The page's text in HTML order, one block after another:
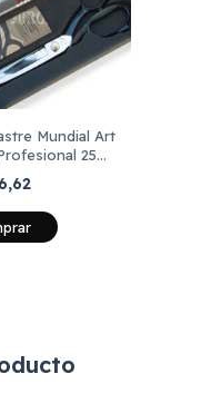
Mundial Art
25